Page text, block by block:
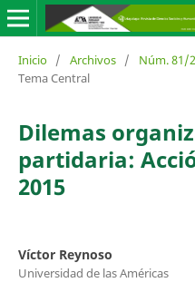
Inicio / Archivos / Núm. 81/
Tema Central
Dilemas
partidaria:
2015
Víctor Reynoso
Universidad de las Américas